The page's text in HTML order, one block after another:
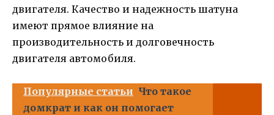
двигателя. Качество и надежность шатуна
имеют прямое влияние на
производительность и долговечность
двигателя автомобиля.
Популярные статьи Что такое
домкрат и как он помогает